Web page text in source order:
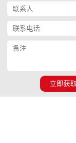
立即获取